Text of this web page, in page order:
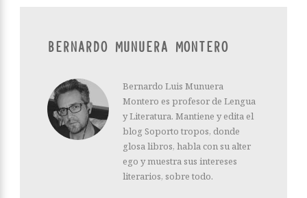
BERNARDO MUNUERA MONTERO
Bernardo Luis Munuera
Montero es profesor de Lengua
y Literatura. Mantiene y edita el
blog Soporto tropos, donde
glosa libros, habla con su alter
ego y muestra sus intereses
literarios, sobre todo.